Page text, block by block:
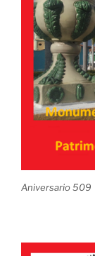
Aniversario 509